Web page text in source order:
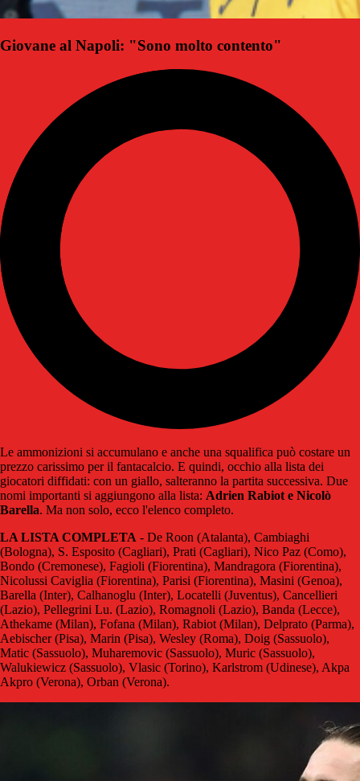
Giovane al Napoli: "Sono molto contento"
Le ammonizioni si accumulano e anche una squalifica può costare un
prezzo carissimo per il fantacalcio. E quindi, occhio alla lista dei
giocatori diffidati: con un giallo, salteranno la partita successiva. Due
nomi importanti si aggiungono alla lista: Adrien Rabiot e Nicolò
Barella. Ma non solo, ecco l'elenco completo.
LA LISTA COMPLETA - De Roon (Atalanta), Cambiaghi
(Bologna), S. Esposito (Cagliari), Prati (Cagliari), Nico Paz (Como),
Bondo (Cremonese), Fagioli (Fiorentina), Mandragora (Fiorentina),
Nicolussi Caviglia (Fiorentina), Parisi (Fiorentina), Masini (Genoa),
Barella (Inter), Calhanoglu (Inter), Locatelli (Juventus), Cancellieri
(Lazio), Pellegrini Lu. (Lazio), Romagnoli (Lazio), Banda (Lecce),
Athekame (Milan), Fofana (Milan), Rabiot (Milan), Delprato (Parma),
Aebischer (Pisa), Marin (Pisa), Wesley (Roma), Doig (Sassuolo),
Matic (Sassuolo), Muharemovic (Sassuolo), Muric (Sassuolo),
Walukiewicz (Sassuolo), Vlasic (Torino), Karlstrom (Udinese), Akpa
Akpro (Verona), Orban (Verona).